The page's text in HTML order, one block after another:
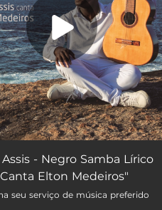
Dor Não Tem Razão 02:53
Mascarada (feat. Chico Buarque)
- Negro Samba Lírico
Elton Medeiros"
seu serviço de música preferido